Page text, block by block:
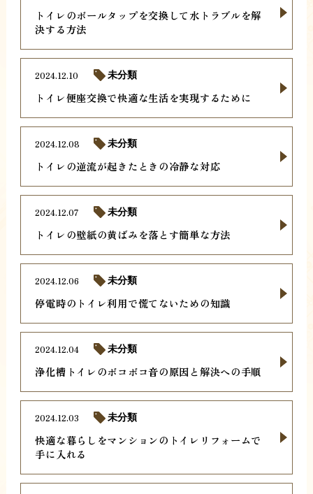
トイレのボールタップを交換して水トラブルを解
決する方法
トイレ便座交換で快適な生活を実現するために
2024.12.10 未分類
トイレの逆流が起きたときの冷静な対応
2024.12.08 未分類
トイレの壁紙の黄ばみを落とす簡単な方法
2024.12.07 未分類
停電時のトイレ利用で慌てないための知識
2024.12.06 未分類
浄化槽トイレのボコボコ音の原因と解決への手順
2024.12.04 未分類
快適な暮らしをマンションのトイレリフォームで
手に入れる
2024.12.03 未分類